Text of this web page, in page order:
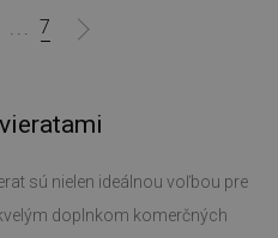
... 7
sú nielen ideálnou voľbou pre
doplnkom komerčných